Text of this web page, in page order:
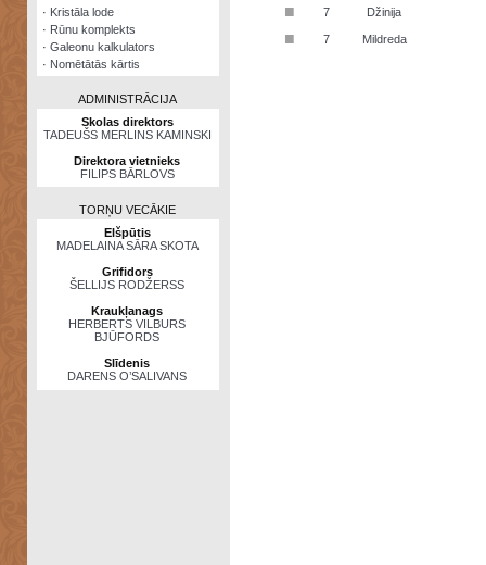
· Kristāla lode
· Rūnu komplekts
·Galeonu kalkulators
· Nomētātās kārtis
ADMINISTRĀCIJA
Skolas direktors
TADEUŠS MERLINS KAMINSKI
Direktora vietnieks
FILIPS BĀRLOVS
TORŅU VECĀKIE
Elšpūtis
MADELAINA SĀRA SKOTA
Grifidors
ŠELLIJS RODŽERSS
Kraukļanags
HERBERTS VILBURS
BJŪFORDS
Slīdenis
DARENS O’SALIVANS
■ 7 Džinija
■ 7 Mildreda